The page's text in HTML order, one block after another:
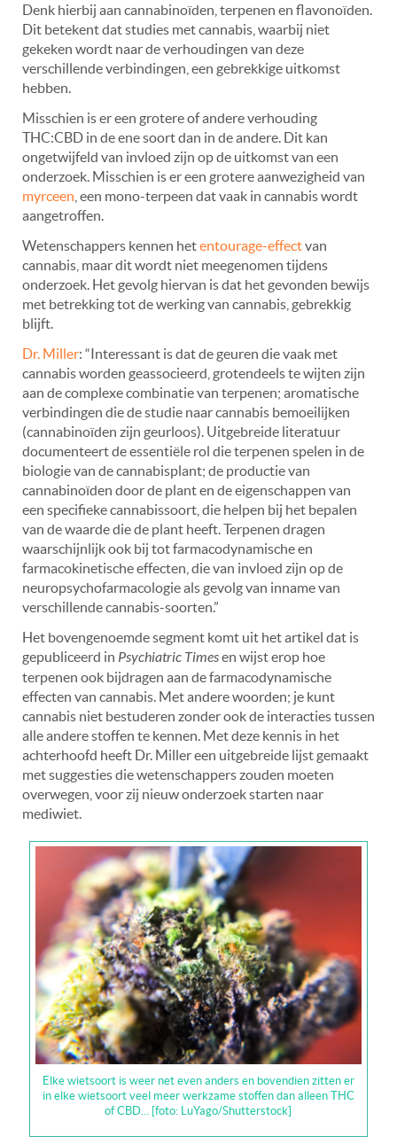
Denk hierbij aan cannabinoïden, terpenen en flavonoïden.
Dit betekent dat studies met cannabis, waarbij niet
gekeken wordt naar de verhoudingen van deze
verschillende verbindingen, een gebrekkige uitkomst
hebben.
Misschien is er een grotere of andere verhouding
THC:CBD in de ene soort dan in de andere. Dit kan
ongetwijfeld van invloed zijn op de uitkomst van een
onderzoek. Misschien is er een grotere aanwezigheid van
myrceen , een mono-terpeen dat vaak in cannabis wordt
aangetroffen.
Wetenschappers kennen hetentourage-effectvan
cannabis, maar dit wordt niet meegenomen tijdens
onderzoek. Het gevolg hiervan is dat het gevonden bewijs
met betrekking tot de werking van cannabis, gebrekkig
blijft.
Dr. Miller: “Interessant is dat de geuren die vaak met
cannabis worden geassocieerd, grotendeels te wijten zijn
aan de complexe combinatie van terpenen; aromatische
verbindingen die de studie naar cannabis bemoeilijken
(cannabinoïden zijn geurloos). Uitgebreide literatuur
documenteert de essentiële rol die terpenen spelen in de
biologie van de cannabisplant; de productie van
cannabinoïden door de plant en de eigenschappen van
een specifieke cannabissoort, die helpen bij het bepalen
van de waarde die de plant heeft. Terpenen dragen
waarschijnlijk ook bij tot farmacodynamische en
farmacokinetische effecten, die van invloed zijn op de
neuropsychofarmacologie als gevolg van inname van
verschillende cannabis-soorten.”
Het bovengenoemde segment komt uit het artikel dat is
gepubliceerd in Psychiatric Timesen wijst erop hoe
terpenen ook bijdragen aan de farmacodynamische
effecten van cannabis. Met andere woorden; je kunt
cannabis niet bestuderen zonder ook de interacties tussen
alle andere stoffen te kennen. Met deze kennis in het
achterhoofd heeft Dr. Miller een uitgebreide lijst gemaakt
met suggesties die wetenschappers zouden moeten
overwegen, voor zij nieuw onderzoek starten naar
mediwiet.
Elke wietsoort is weer net even anders en bovendien zitten er
in elke wietsoort veel meer werkzame stoffen dan alleen THC
of CBD… [foto: LuYago/Shutterstock]